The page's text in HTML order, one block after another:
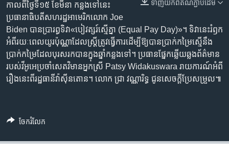
កាន់​
ទំព័រ​
ស្វែង​
រក
ភាសា
ទាញ​យក​ពី​តំណភ្ជាប់​ដើម
កាលពី​ថ្ងៃទី១៥ ខែមីនា កន្លង​ទៅ​នេះ
ប្រធានាធិបតី​សហរដ្ឋ​អាមេរិក​លោក Joe
Biden បាន​ប្រារព្ធ​ទិវា​«បៀវត្សរ៍​ស្មើ​គ្នា (Equal Pay Day)»។ ទិវា​នេះ​រំឭក​
អំពី​រយៈពេល​យូរ​ប៉ុណ្ណា​ដែល​ស្ត្រី​ត្រូវ​ធ្វើការ​ដើម្បី​ឱ្យ​បាន​បា្រក់​កម្រៃ​ស្មើ​នឹង​
ប្រាក់​កម្រៃ​ដែល​បុរស​រក​បាន​ក្នុង​ឆ្នាំ​កន្លង​ទៅ។ ប្រធាន​ផ្នែក​ឆ្លើយឆ្លង​ព័ត៌មាន​
របស់​វីអូអេ​ប្រចាំ​សេតវិមាន​អ្នកស្រី Patsy Widakuswara រាយការណ៍​អំពី​
រឿង​នេះ​ពី​រដ្ឋធានី​វ៉ាស៊ីនតោន។ លោក ជ្រា វណ្ណារិទ្ធ ជូន​សេចក្ដី​ប្រែសម្រួល៕
ចែករំលែក